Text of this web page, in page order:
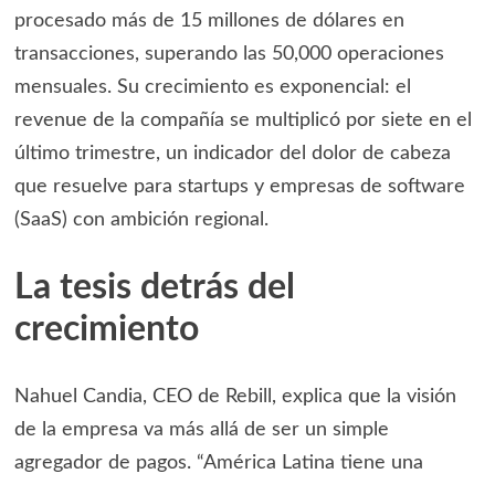
procesado más de 15 millones de dólares en
transacciones, superando las 50,000 operaciones
mensuales. Su crecimiento es exponencial: el
revenue de la compañía se multiplicó por siete en el
último trimestre, un indicador del dolor de cabeza
que resuelve para startups y empresas de software
(SaaS) con ambición regional.
La tesis detrás del
crecimiento
Nahuel Candia, CEO de Rebill, explica que la visión
de la empresa va más allá de ser un simple
agregador de pagos. “América Latina tiene una